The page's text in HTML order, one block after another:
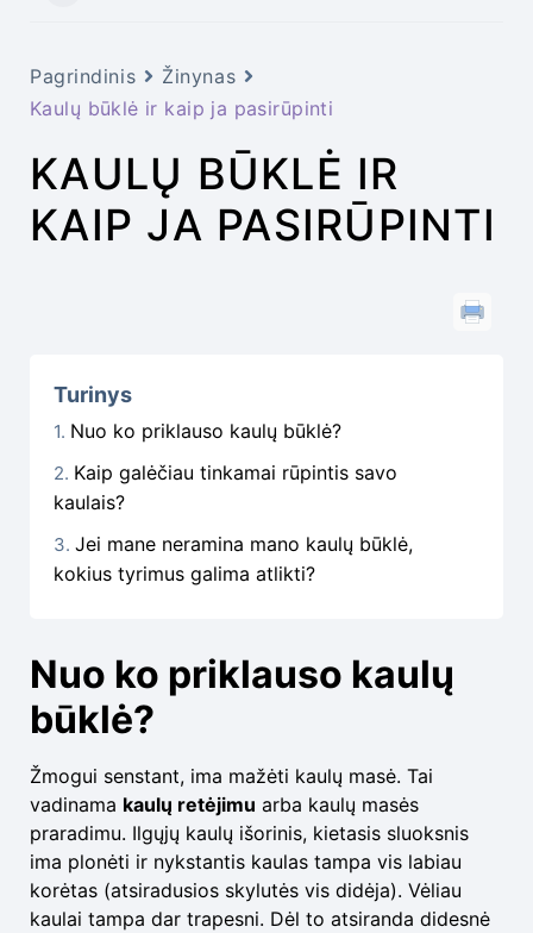
Pagrindinis
Žinynas
Kaulų būklė ir kaip ja pasirūpinti
KAULŲ BŪKLĖ IR
KAIP JA PASIRŪPINTI
Turinys
Nuo ko priklauso kaulų būklė?
Kaip galėčiau tinkamai rūpintis savo
kaulais?
Jei mane neramina mano kaulų būklė,
kokius tyrimus galima atlikti?
Nuo ko priklauso kaulų
būklė?
Žmogui senstant, ima mažėti kaulų masė. Tai
vadinama kaulų retėjimu arba kaulų masės
praradimu. Ilgųjų kaulų išorinis, kietasis sluoksnis
ima plonėti ir nykstantis kaulas tampa vis labiau
korėtas (atsiradusios skylutės vis didėja). Vėliau
kaulai tampa dar trapesni. Dėl to atsiranda didesnė